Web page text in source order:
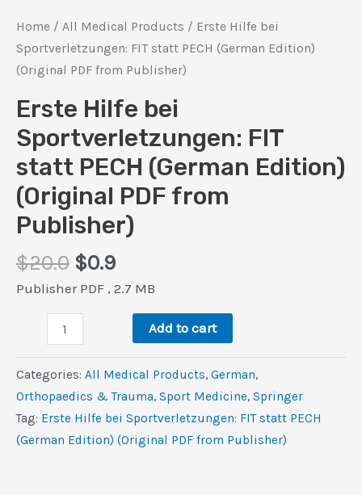
Home / All Medical Products / Erste Hilfe bei
Sportverletzungen: FIT statt PECH (German Edition)
(Original PDF from Publisher)
Erste Hilfe bei
Sportverletzungen: FIT
statt PECH (German Edition)
(Original PDF from
Publisher)
$20.0 Original
price
$0.9Current
price
$0.9.
Publisher PDF , 2.7 MB
bei
Sportverletzungen:
FIT
statt
Add to cart
Categories: All Medical Products, German,
Orthopaedics & Trauma, Sport Medicine, Springer
Tag: Erste Hilfe bei Sportverletzungen: FIT statt PECH
(German Edition) (Original PDF from Publisher)